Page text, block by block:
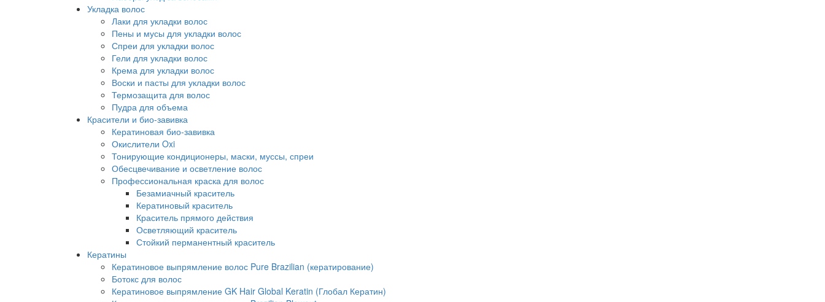
Укладка волос
Лаки для укладки волос
Пены и мусы для укладки волос
Спреи для укладки волос
Гели для укладки волос
Крема для укладки волос
Воски и пасты для укладки волос
Термозащита для волос
Пудра для объема
Красители и био-завивка
Кератиновая био-завивка
Окислители Oxi
Тонирующие кондиционеры, маски, муссы, спреи
Обесцвечивание и осветление волос
Профессиональная краска для волос
Безамиачный краситель
Кератиновый краситель
Краситель прямого действия
Осветляющий краситель
Стойкий перманентный краситель
Кератины
Кератиновое выпрямление волос Pure Brazilian (кератирование)
Ботокс для волос
Кератиновое выпрямление GK Hair Global Keratin (Глобал Кератин)